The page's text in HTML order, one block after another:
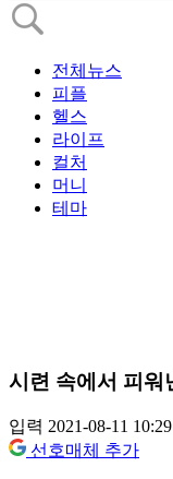
전체뉴스
피플
헬스
라이프
컬처
머니
테마
시련 속에서 피워
입력 2021-08-11 10:29
선호매체 추가